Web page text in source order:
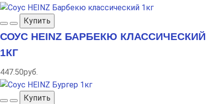
Купить
СОУС HEINZ БАРБЕКЮ КЛАССИЧЕСКИЙ
1КГ
447.50руб.
Купить